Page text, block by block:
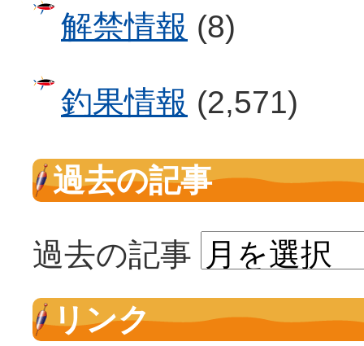
解禁情報 (8)
釣果情報 (2,571)
過去の記事
過去の記事
リンク